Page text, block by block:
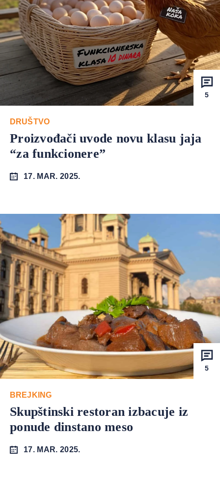
5
DRUŠTVO
Proizvođači uvode novu klasu jaja
“za funkcionere”
17. MAR. 2025.
5
BREJKING
Skupštinski restoran izbacuje iz
ponude dinstano meso
17. MAR. 2025.